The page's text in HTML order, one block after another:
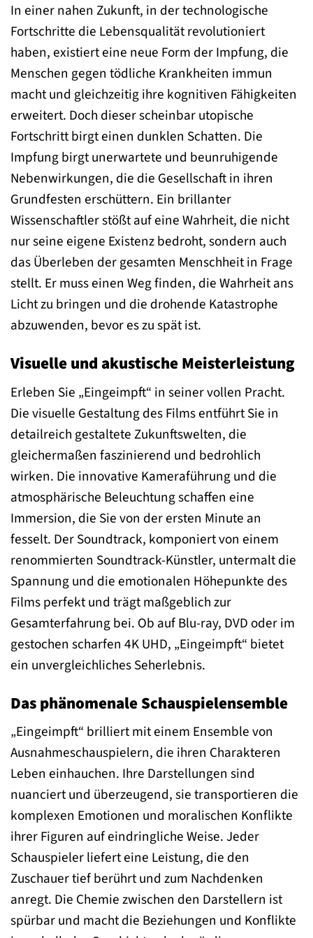
In einer nahen Zukunft, in der technologische
Fortschritte die Lebensqualität revolutioniert
haben, existiert eine neue Form der Impfung, die
Menschen gegen tödliche Krankheiten immun
macht und gleichzeitig ihre kognitiven Fähigkeiten
erweitert. Doch dieser scheinbar utopische
Fortschritt birgt einen dunklen Schatten. Die
Impfung birgt unerwartete und beunruhigende
Nebenwirkungen, die die Gesellschaft in ihren
Grundfesten erschüttern. Ein brillanter
Wissenschaftler stößt auf eine Wahrheit, die nicht
nur seine eigene Existenz bedroht, sondern auch
das Überleben der gesamten Menschheit in Frage
stellt. Er muss einen Weg finden, die Wahrheit ans
Licht zu bringen und die drohende Katastrophe
abzuwenden, bevor es zu spät ist.
Visuelle und akustische Meisterleistung
Erleben Sie „Eingeimpft“ in seiner vollen Pracht.
Die visuelle Gestaltung des Films entführt Sie in
detailreich gestaltete Zukunftswelten, die
gleichermaßen faszinierend und bedrohlich
wirken. Die innovative Kameraführung und die
atmosphärische Beleuchtung schaffen eine
Immersion, die Sie von der ersten Minute an
fesselt. Der Soundtrack, komponiert von einem
renommierten Soundtrack-Künstler, untermalt die
Spannung und die emotionalen Höhepunkte des
Films perfekt und trägt maßgeblich zur
Gesamterfahrung bei. Ob auf Blu-ray, DVD oder im
gestochen scharfen 4K UHD, „Eingeimpft“ bietet
ein unvergleichliches Seherlebnis.
Das phänomenale Schauspielensemble
„Eingeimpft“ brilliert mit einem Ensemble von
Ausnahmeschauspielern, die ihren Charakteren
Leben einhauchen. Ihre Darstellungen sind
nuanciert und überzeugend, sie transportieren die
komplexen Emotionen und moralischen Konflikte
ihrer Figuren auf eindringliche Weise. Jeder
Schauspieler liefert eine Leistung, die den
Zuschauer tief berührt und zum Nachdenken
anregt. Die Chemie zwischen den Darstellern ist
spürbar und macht die Beziehungen und Konflikte